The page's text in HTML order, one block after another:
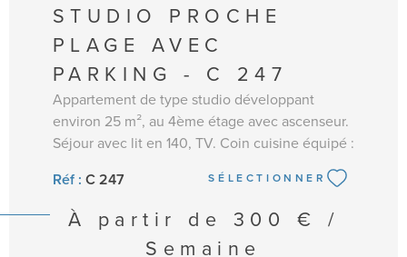
STUDIO PROCHE
PLAGE AVEC
PARKING - C 247
Appartement de type studio développant
environ 25 m², au 4ème étage avec ascenseur.
Séjour avec lit en 140, TV. Coin cuisine équipé :
cuisson, lave-linge, cafetière, nécessaire de
vaisselle. Une loggia avec table et chaises.
Salle d’eau avec douche et WC. Jolie vue sur la
mer. Place de parking privée. Equipé pour 2
Réf : C 247 SÉLECTIONNER
À partir de
300 € /
Semaine